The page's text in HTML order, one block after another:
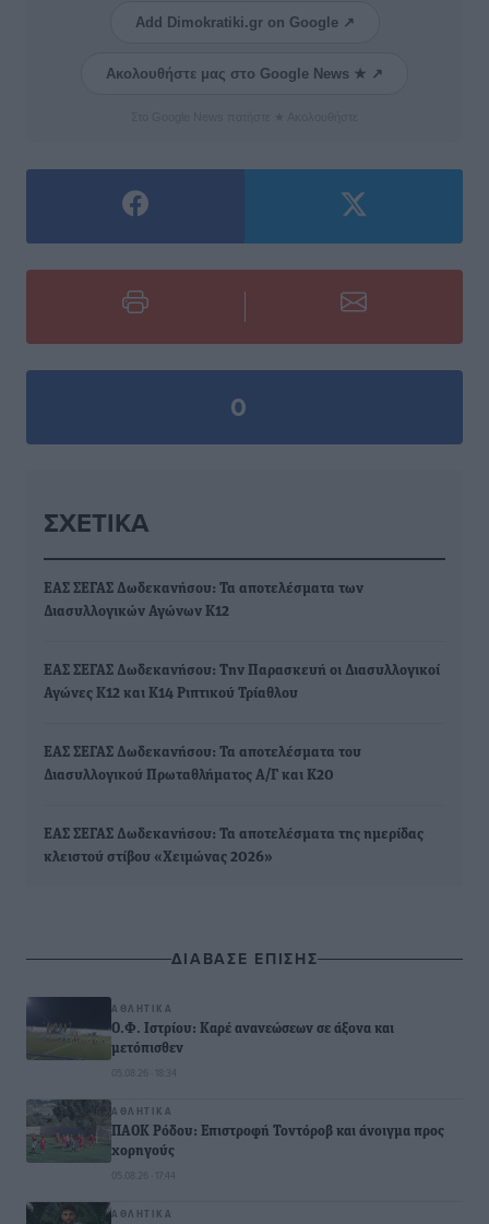
Add Dimokratiki.gr on Google ↗
Ακολουθήστε μας στο Google News ★ ↗
0
ΣΧΕΤΙΚΆ
ΕΑΣ ΣΕΓΑΣ Δωδεκανήσου: Τα αποτελέσματα των
Διασυλλογικών Αγώνων Κ12
ΕΑΣ ΣΕΓΑΣ Δωδεκανήσου: Την Παρασκευή οι Διασυλλογικοί
Αγώνες Κ12 και Κ14 Ριπτικού Τρίαθλου
ΕΑΣ ΣΕΓΑΣ Δωδεκανήσου: Τα αποτελέσματα του
Διασυλλογικού Πρωταθλήματος Α/Γ και Κ20
ΕΑΣ ΣΕΓΑΣ Δωδεκανήσου: Τα αποτελέσματα της ημερίδας
κλειστού στίβου «Χειμώνας 2026»
ΔΙΑΒΑΣΕ ΕΠΙΣΗΣ
ΑΘΛΗΤΙΚΆ
Ο.Φ. Ιστρίου: Καρέ ανανεώσεων σε άξονα και
μετόπισθεν
05.08.26 · 18:34
ΑΘΛΗΤΙΚΆ
ΠΑΟΚ Ρόδου: Επιστροφή Τοντόροβ και άνοιγμα προς
χορηγούς
05.08.26 · 17:44
ΑΘΛΗΤΙΚΆ